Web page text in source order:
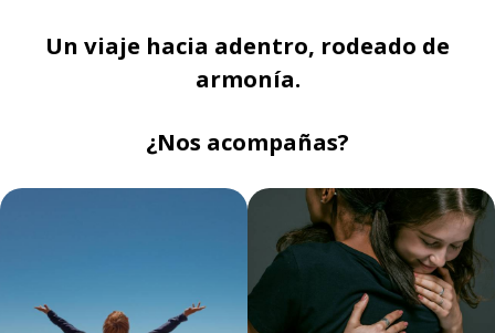
Un viaje hacia adentro, rodeado de
armonía.
¿Nos acompañas?